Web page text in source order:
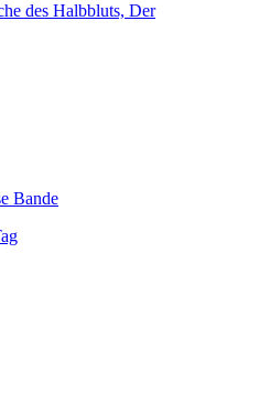
des Halbbluts, Der
Bande